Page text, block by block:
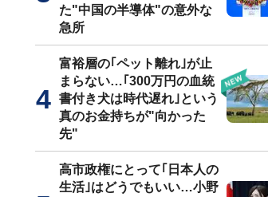
た"中国の半導体"の意外な
急所
富裕層の｢ペット離れ｣が止
まらない…｢300万円の血統
書付き犬は時代遅れ｣という
真のお金持ちが"向かった
先"
高市政権にとって｢日本人の
生活｣はどうでもいい…小野